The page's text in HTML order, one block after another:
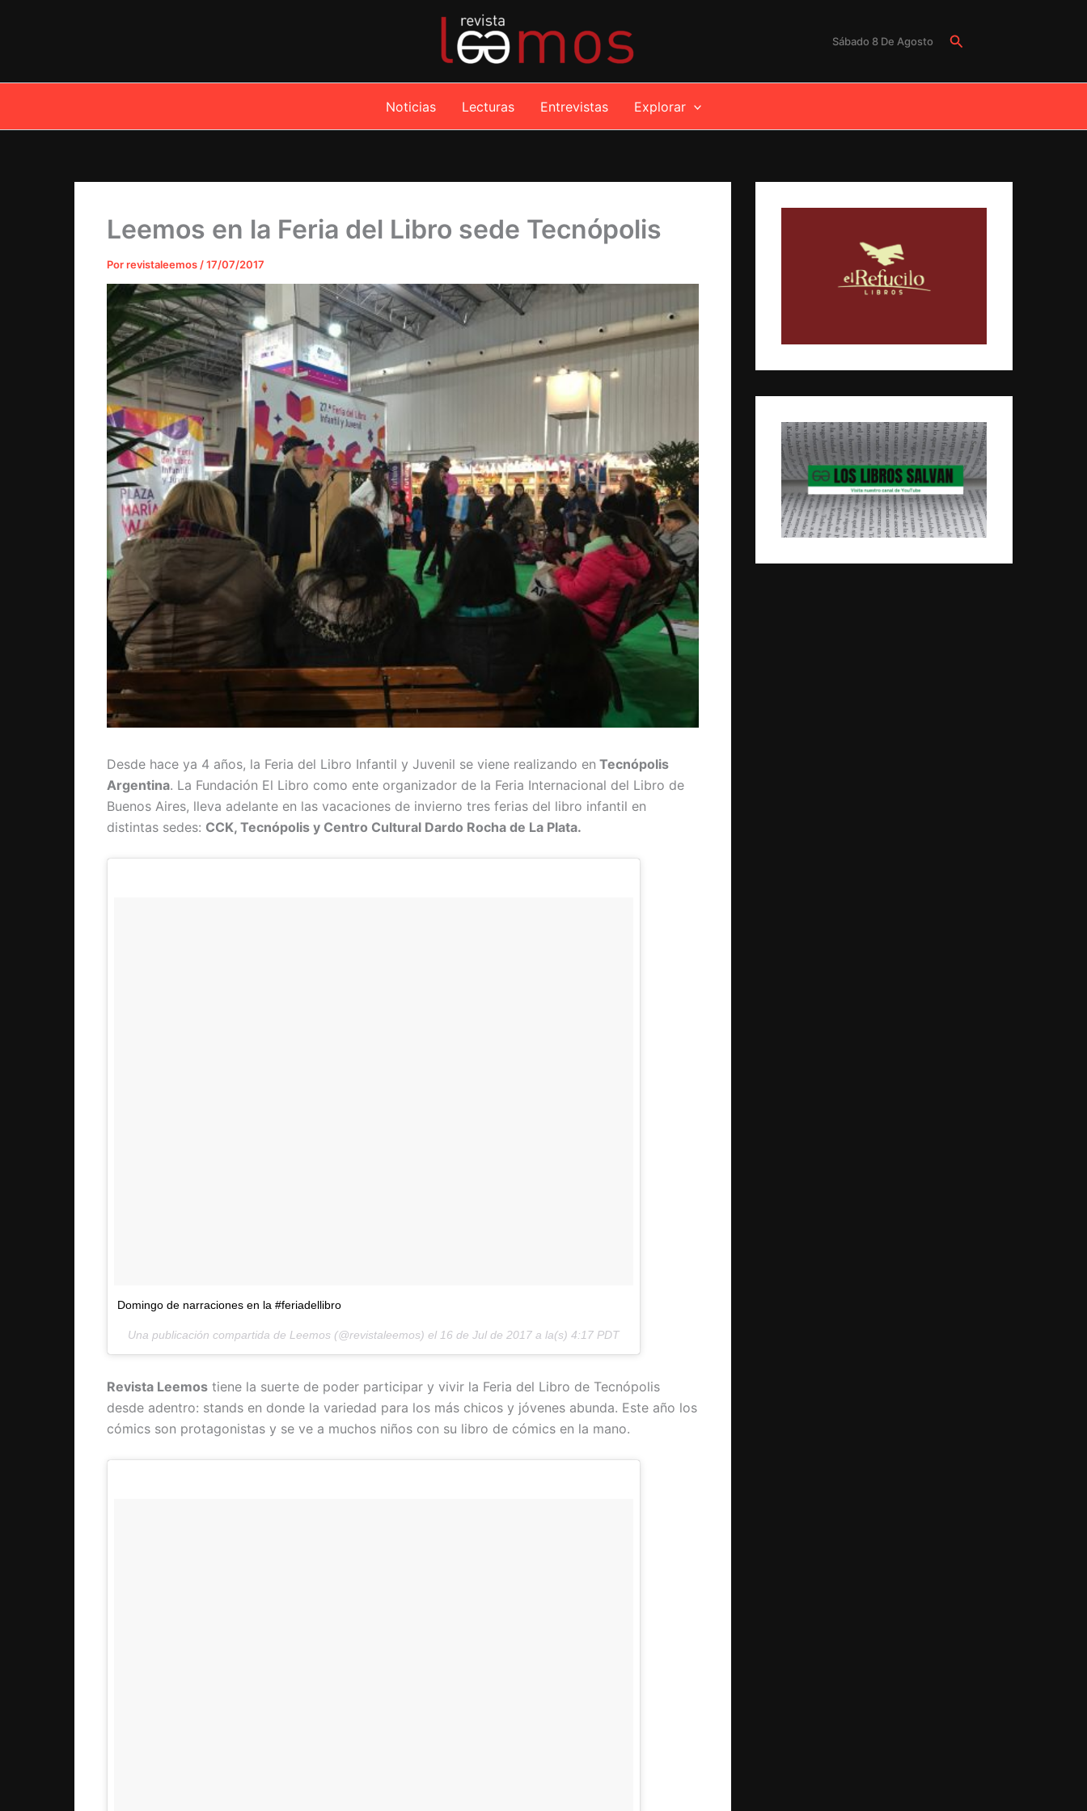
Sábado 8 De Agosto Buscar
Noticias Lecturas Entrevistas Explorar
Leemos en la Feria del Libro sede Tecnópolis
Porrevistaleemos /17/07/2017
Desde hace ya 4 años, la Feria del Libro Infantil y Juvenil se viene realizando en Tecnópolis
Argentina. La Fundación El Libro como ente organizador de la Feria Internacional del Libro de
Buenos Aires, lleva adelante en las vacaciones de invierno tres ferias del libro infantil en
distintas sedes: CCK, Tecnópolis y Centro Cultural Dardo Rocha de La Plata.
Domingo de narraciones en la #feriadellibro
Una publicación compartida de Leemos (@revistaleemos) el 16 de Jul de 2017 a la(s) 4:17 PDT
Revista Leemos tiene la suerte de poder participar y vivir la Feria del Libro de Tecnópolis
desde adentro: stands en donde la variedad para los más chicos y jóvenes abunda. Este año los
cómics son protagonistas y se ve a muchos niños con su libro de cómics en la mano.